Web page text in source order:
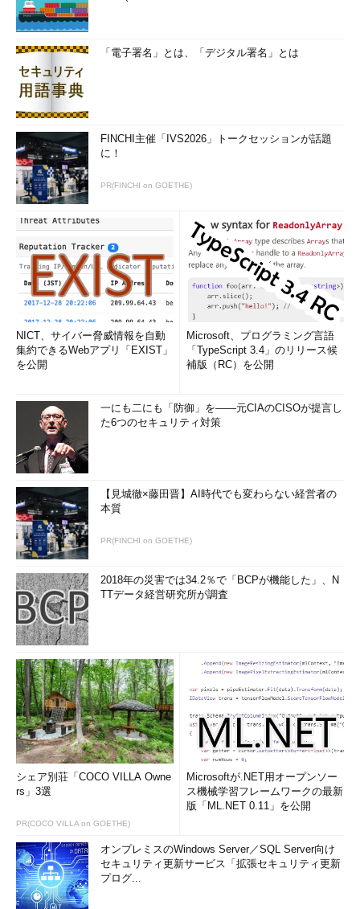
「電子署名」とは、「デジタル署名」とは
FINCHI主催「IVS2026」トークセッションが話題
に！
PR(FINCHI on GOETHE)
NICT、サイバー脅威情報を自動
集約できるWebアプリ「EXIST」
を公開
Microsoft、プログラミング言語
「TypeScript 3.4」のリリース候
補版（RC）を公開
一にも二にも「防御」を――元CIAのCISOが提言し
た6つのセキュリティ対策
【見城徹×藤田晋】AI時代でも変わらない経営者の
本質
PR(FINCHI on GOETHE)
2018年の災害では34.2％で「BCPが機能した」、N
TTデータ経営研究所が調査
シェア別荘「COCO VILLA Owne
rs」3選
PR(COCO VILLA on GOETHE)
Microsoftが.NET用オープンソー
ス機械学習フレームワークの最新
版「ML.NET 0.11」を公開
オンプレミスのWindows Server／SQL Server向け
セキュリティ更新サービス「拡張セキュリティ更新
プログ...